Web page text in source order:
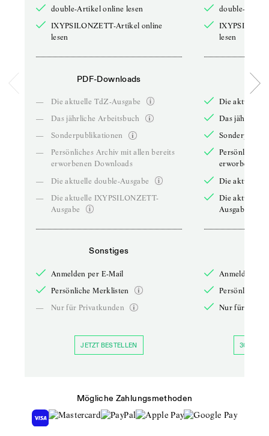
double-Artikel online lesen
IXYPSILONZETT-Artikel online
lesen
PDF-Downloads
—
Die aktuelle TdZ-Ausgabe
—
Das jährliche Arbeitsbuch
—
Sonderpublikationen
—
Persönliches Archiv mit allen bereits
erworbenen Downloads
—
Die aktuelle double-Ausgabe
—
Die aktuelle IXYPSILONZETT-
Ausgabe
Sonstiges
Anmelden per E-Mail
Persönliche Merklisten
—
Nur für Privatkunden
JETZT BESTELLEN
double-
lesen
Die aktuelle
Das jährliche
Persönliches
erworbenen
Die aktuelle
Die aktuelle
Ausgabe
Anmelden
Persönliche
Nur für
30 TAGE
Mögliche Zahlungsmethoden